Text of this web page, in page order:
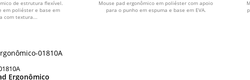
de estrutura flexível.
em poliéster e base em
com textura...
Mouse pad ergonômico em poliéster com apoio
para o punho em espuma e base em EVA.
Ergonômico